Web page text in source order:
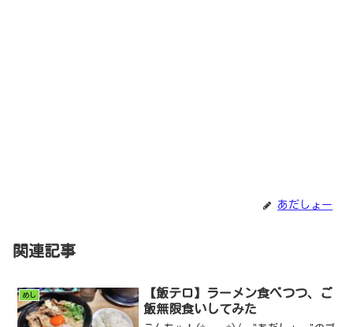
あだしょー
関連記事
めし
【飯テロ】ラーメン食べつつ、ご
飯無限食いしてみた